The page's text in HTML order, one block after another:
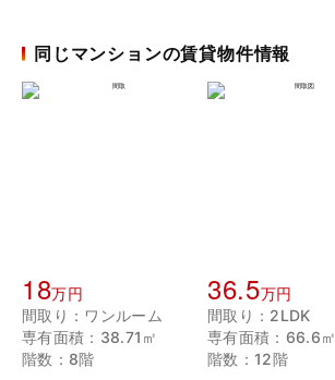
同じマンションの賃貸物件情報
18万円
間取り：ワンルーム
専有面積：38.71㎡
階数：8階
36.5万円
間取り：2LDK
専有面積：66.6㎡
階数：12階